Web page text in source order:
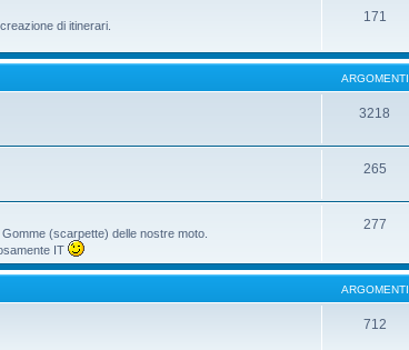
di itinerari.
171
ARGOMENTI
3218
265
(scarpette) delle nostre moto.
IT
277
ARGOMENTI
712